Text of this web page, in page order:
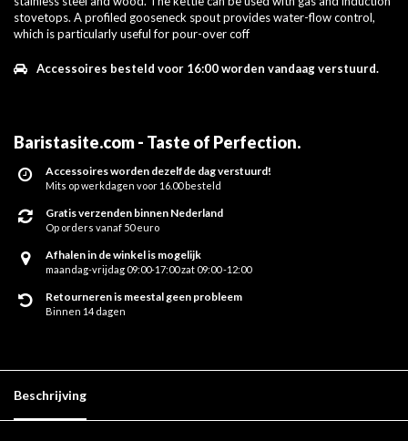
stovetops. A profiled gooseneck spout provides water-flow control,
which is particularly useful for pour-over coff
Accessoires besteld voor 16:00 worden vandaag verstuurd.
Baristasite.com - Taste of Perfection.
Accessoires worden dezelfde dag verstuurd!
Mits op werkdagen voor 16.00 besteld
Gratis verzenden binnen Nederland
Op orders vanaf 50 euro
Afhalen in de winkel is mogelijk
maandag-vrijdag 09:00-17:00 zat 09:00 -12:00
Retourneren is meestal geen probleem
Binnen 14 dagen
Beschrijving